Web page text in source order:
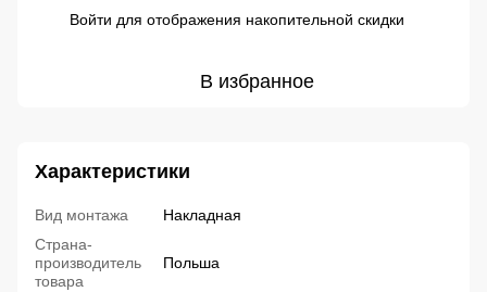
Войти для отображения накопительной скидки
В избранное
Характеристики
Вид монтажа
Накладная
Страна-
производитель
товара
Польша